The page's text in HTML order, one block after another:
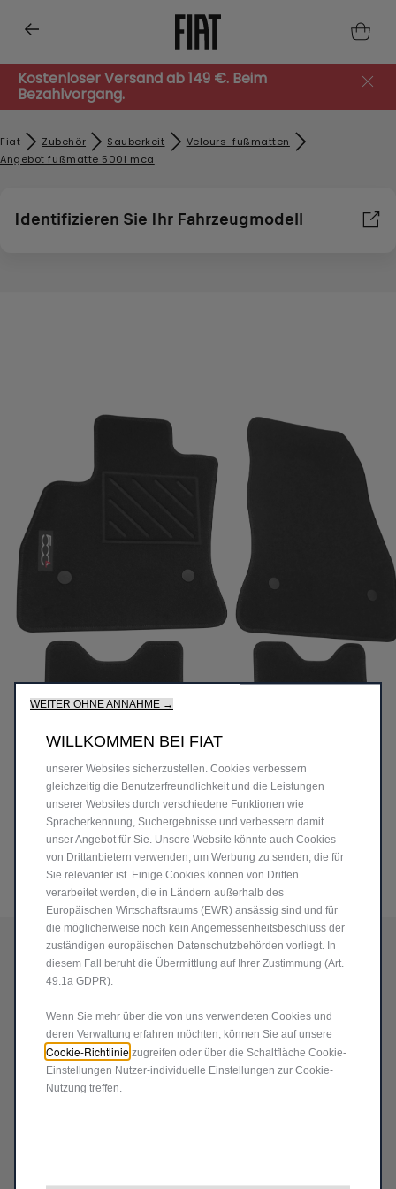
Kostenloser Versand ab 149 €. Beim
Bezahlvorgang.
Fiat Zubehör​ Sauberkeit
Velours-fußmatten
Angebot fußmatte 500l mca
Identifizieren Sie Ihr Fahrzeugmodell
Code71808484
ANGEBOT FUSSMATTE 5
00L MCA
- +
WEITER OHNE ANNAHME →
WILLKOMMEN BEI FIAT
Wir verwenden Cookies und/oder andere Tracking-Tools (die
„Tools“), um sicherzustellen, dass wir Ihnen die bestmögliche
uns, Ihnen Kernfunktionalitäten wie Sicherheit,
unserer Websites sicherzustellen. Cookies verbessern
gleichzeitig die Benutzerfreundlichkeit und die Leistungen
unserer Websites durch verschiedene Funktionen wie
Spracherkennung, Suchergebnisse und verbessern damit
unser Angebot für Sie. Unsere Website könnte auch Cookies
von Drittanbietern verwenden, um Werbung zu senden, die für
Sie relevanter ist. Einige Cookies können von Dritten
verarbeitet werden, die in Ländern außerhalb des
Europäischen Wirtschaftsraums (EWR) ansässig sind und für
die möglicherweise noch kein Angemessenheitsbeschluss der
zuständigen europäischen Datenschutzbehörden vorliegt. In
diesem Fall beruht die Übermittlung auf Ihrer Zustimmung (Art.
49.1a GDPR).
Wenn Sie mehr über die von uns verwendeten Cookies und
deren Verwaltung erfahren möchten, können Sie auf unsere
Cookie-Richtlinie zugreifen oder über die Schaltfläche Cookie-
Einstellungen Nutzer-individuelle Einstellungen zur Cookie-
Nutzung treffen.